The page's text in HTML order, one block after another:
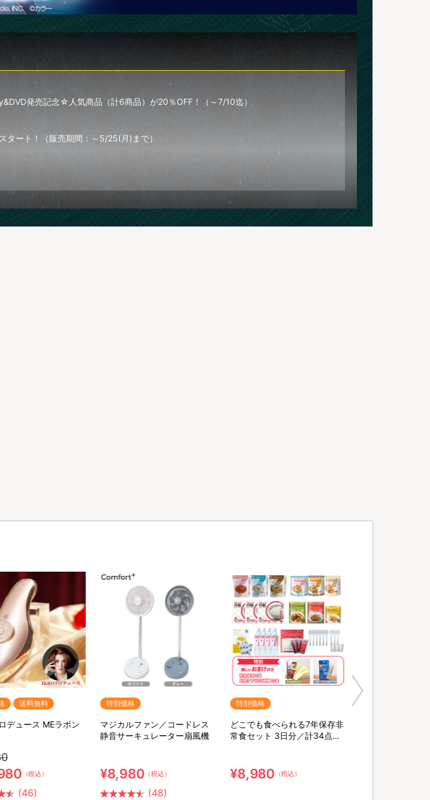
発売記念☆人気商品（計6商品）が20％OFF！（～7/10迄）
タート！（販売期間：～5/25(月)まで）
ポストカードプレゼントキャンペーンも開始！（※なくなり次第終了です。）
ッコ・スザク、さらにシンジが登場！
入で“ハロウィンイラストのポストカードをプレゼント！(※なくなり次第終了です。)
チェーン」「マウスパッド」が登場！
リルキーチェーン・缶バッジ、クリアファイル、アクリルパスケースは7/13(土)あさ
SDトレーディングラバーストラップ」が登場！6/29(土)あさ10時～販売開始！
、ソックス、ポーチ、巾着、アクリルキーホルダー各種が登場！
キーホルダー、学習帳が5/1(土)あさ10時～販売開始！
（ブラックシンカリオン紅ver.）、タツミ、アズサ、東の４キャラが販売開始！
用のトレーディング「アクリルキーホルダー」と「缶バッジ」が販売開始！！
商品が2019/1/26(土)あさ10時～販売開始！
送料無料
デュース MEラボン
（税込）
(46)
特別価格
マジカルファン／コードレス
静音サーキュレーター扇風機
¥8,980 （税込）
(48)
特別価格
どこでも食べられる7年保存非
常食セット 3日分／計34点セ
¥8,980 （税込）